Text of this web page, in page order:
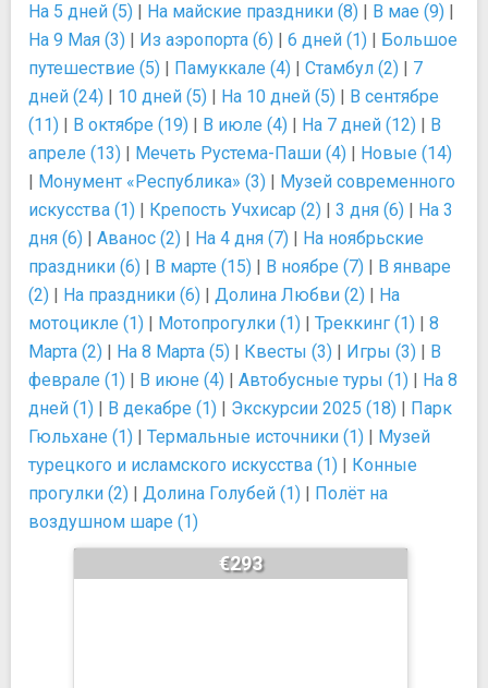
На 5 дней (5) | На майские праздники (8) | В мае (9) |
На 9 Мая (3) | Из аэропорта (6) | 6 дней (1) | Большое
путешествие (5) | Памуккале (4) | Стамбул (2) | 7
дней (24) | 10 дней (5) | На 10 дней (5) | В сентябре
(11) | В октябре (19) | В июле (4) | На 7 дней (12) | В
апреле (13) | Мечеть Рустема-Паши (4) | Новые (14)
| Монумент «Республика» (3) | Музей современного
искусства (1) | Крепость Учхисар (2) | 3 дня (6) | На 3
дня (6) | Аванос (2) | На 4 дня (7) | На ноябрьские
праздники (6) | В марте (15) | В ноябре (7) | В январе
(2) | На праздники (6) | Долина Любви (2) | На
мотоцикле (1) | Мотопрогулки (1) | Треккинг (1) | 8
Марта (2) | На 8 Марта (5) | Квесты (3) | Игры (3) | В
феврале (1) | В июне (4) | Автобусные туры (1) | На 8
дней (1) | В декабре (1) | Экскурсии 2025 (18) | Парк
Гюльхане (1) | Термальные источники (1) | Музей
турецкого и исламского искусства (1) | Конные
прогулки (2) | Долина Голубей (1) | Полёт на
воздушном шаре (1)
€293